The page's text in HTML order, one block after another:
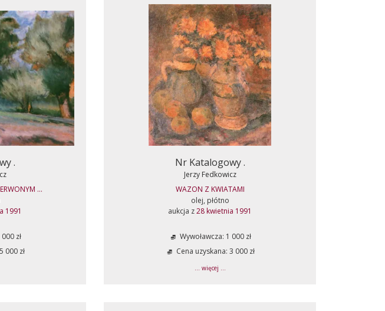
.
...
1991
zł
000 zł
Nr Katalogowy .
Jerzy Fedkowicz
WAZON Z KWIATAMI
olej, płótno
aukcja z28 kwietnia 1991
Wywoławcza: 1 000 zł
Cena uzyskana: 3 000 zł
... więcej ...